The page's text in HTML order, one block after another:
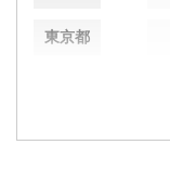
東京都